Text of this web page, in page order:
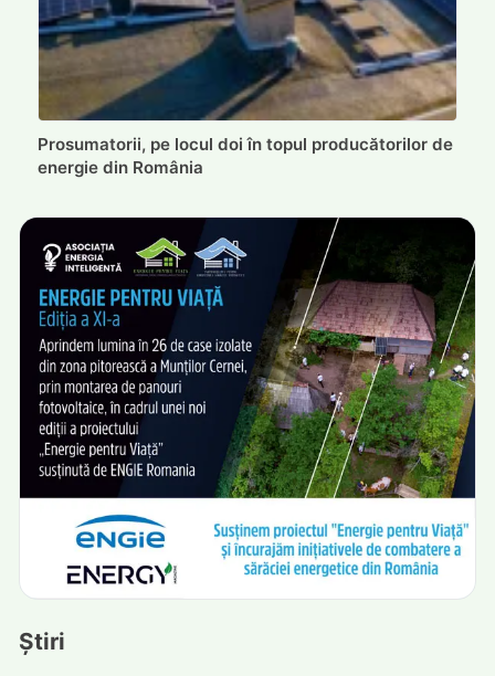
Prosumatorii, pe locul doi în topul producătorilor de
energie din România
Știri